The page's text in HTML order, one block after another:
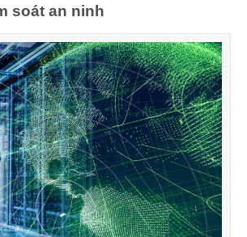
soát an ninh